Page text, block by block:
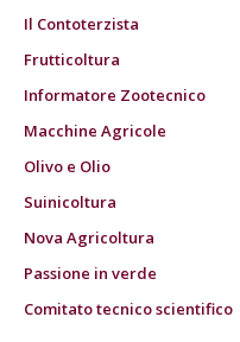
Il Contoterzista
Frutticoltura
Informatore Zootecnico
Macchine Agricole
Olivo e Olio
Suinicoltura
Nova Agricoltura
Passione in verde
Comitato tecnico scientifico